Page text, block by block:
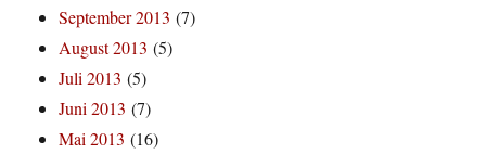
September 2013 (7)
August 2013 (5)
Juli 2013 (5)
Juni 2013 (7)
Mai 2013 (16)